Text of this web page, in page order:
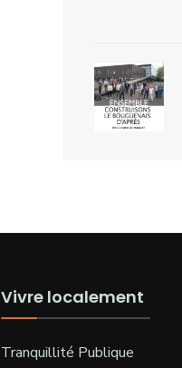
Vivre localement
Tranquillité Publique